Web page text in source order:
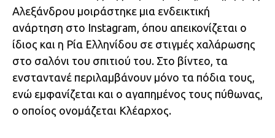
Αλεξάνδρου μοιράστηκε μια ενδεικτική
ανάρτηση στο Instagram, όπου απεικονίζεται ο
ίδιος και η Ρία Ελληνίδου σε στιγμές χαλάρωσης
στο σαλόνι του σπιτιού του. Στο βίντεο, τα
ενσταντανέ περιλαμβάνουν μόνο τα πόδια τους,
ενώ εμφανίζεται και ο αγαπημένος τους πύθωνας,
ο οποίος ονομάζεται Κλέαρχος.